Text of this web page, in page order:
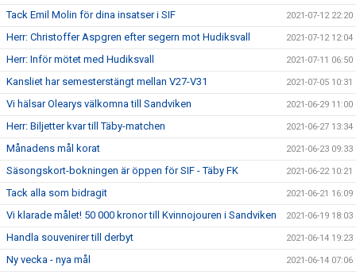
Tack Emil Molin för dina insatser i SIF 2021-07-12 22:20
Herr: Christoffer Aspgren efter segern mot Hudiksvall 2021-07-12 12:04
Herr: Inför mötet med Hudiksvall 2021-07-11 06:50
Kansliet har semesterstängt mellan V27-V31 2021-07-05 10:31
Vi hälsar Olearys välkomna till Sandviken 2021-06-29 11:00
Herr: Biljetter kvar till Täby-matchen 2021-06-27 13:34
Månadens mål korat 2021-06-23 09:33
Säsongskort-bokningen är öppen för SIF - Täby FK 2021-06-22 10:21
Tack alla som bidragit 2021-06-21 16:09
Vi klarade målet! 50 000 kronor till Kvinnojouren i Sandviken 2021-06-19 18:03
Handla souvenirer till derbyt 2021-06-14 19:23
Ny vecka - nya mål 2021-06-14 07:06